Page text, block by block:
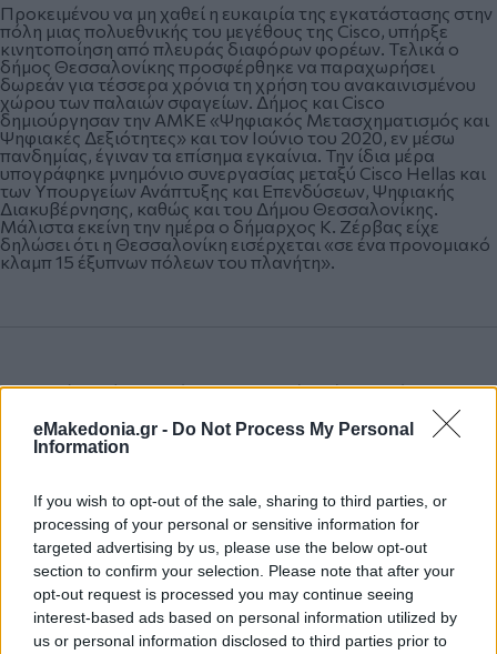
eMakedonia.gr - Do Not Process My Personal
Information
If you wish to opt-out of the sale, sharing to third parties, or
processing of your personal or sensitive information for
targeted advertising by us, please use the below opt-out
section to confirm your selection. Please note that after your
opt-out request is processed you may continue seeing
interest-based ads based on personal information utilized by
us or personal information disclosed to third parties prior to
Προκειμένου να μη χαθεί η ευκαιρία της εγκατάστασης στην
πόλη μιας πολυεθνικής του μεγέθους της Cisco, υπήρξε
κινητοποίηση από πλευράς διαφόρων φορέων. Tελικά ο
δήμος Θεσσαλονίκης προσφέρθηκε να παραχωρήσει
δωρεάν για τέσσερα χρόνια τη χρήση του ανακαινισμένου
χώρου των παλαιών σφαγείων. Δήμος και Cisco
δημιούργησαν την ΑΜΚΕ «Ψηφιακός Μετασχηματισμός και
Ψηφιακές Δεξιότητες» και τον Ιούνιο του 2020, εν μέσω
πανδημίας, έγιναν τα επίσημα εγκαίνια. Την ίδια μέρα
υπογράφηκε μνημόνιο συνεργασίας μεταξύ Cisco Hellas και
των Υπουργείων Ανάπτυξης και Επενδύσεων, Ψηφιακής
Διακυβέρνησης, καθώς και του Δήμου Θεσσαλονίκης.
Μάλιστα εκείνη την ημέρα ο δήμαρχος Κ. Ζέρβας είχε
δηλώσει ότι η Θεσσαλονίκη εισέρχεται «σε ένα προνομιακό
κλαμπ 15 έξυπνων πόλεων του πλανήτη».
Το αν, δύο χρόνια μετά, η Θεσσαλονίκη είναι μια έξυπνη
πόλη είναι μια άλλη ενδιαφέρουσα συζήτηση, πάντως το
κλαμπ στο οποίο αναφερόταν τότε ο δήμαρχος ήταν τα
λεγόμενα Co- Innovation Centers τα οποία δημιούργησε η
η Βαρκελώνη, το Μιλάνο, η Μελβούρνη, το Ντουμπάι.
Στην ιστοσελίδα της Cisco η Θεσσαλονίκη δεν
περιλαμβάνεται μεταξύ αυτών των κέντρων, αλλά ας